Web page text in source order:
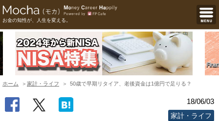
お金の知性が、人生を変える。
ホーム 家計・ライフ 50歳で早期リタイア、老後資金は1億円で足りる？
18/06/03
家計・ライフ